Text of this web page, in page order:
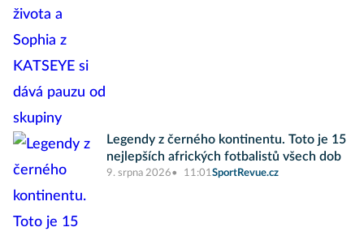
Legendy z černého kontinentu. Toto je 15
nejlepších afrických fotbalistů všech dob
9. srpna 2026 11:01SportRevue.cz